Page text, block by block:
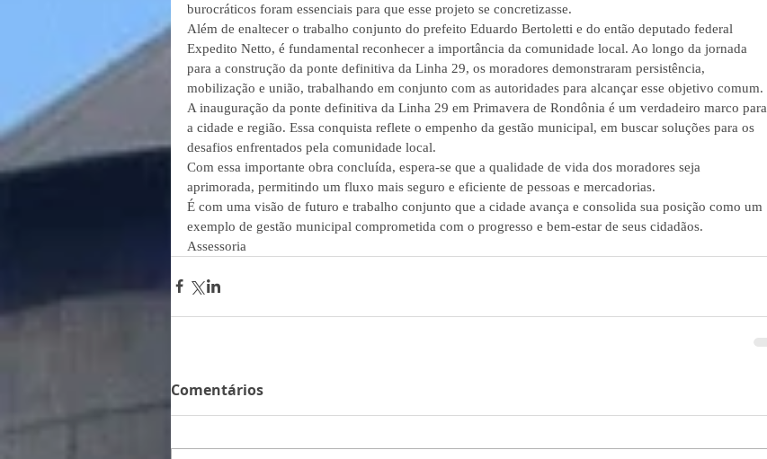
burocráticos foram essenciais para que esse projeto se concretizasse.
Além de enaltecer o trabalho conjunto do prefeito Eduardo Bertoletti e do então deputado federal
Expedito Netto, é fundamental reconhecer a importância da comunidade local. Ao longo da jornada
para a construção da ponte definitiva da Linha 29, os moradores demonstraram persistência,
mobilização e união, trabalhando em conjunto com as autoridades para alcançar esse objetivo comum.
A inauguração da ponte definitiva da Linha 29 em Primavera de Rondônia é um verdadeiro marco para
a cidade e região. Essa conquista reflete o empenho da gestão municipal, em buscar soluções para os
desafios enfrentados pela comunidade local.
Com essa importante obra concluída, espera-se que a qualidade de vida dos moradores seja
aprimorada, permitindo um fluxo mais seguro e eficiente de pessoas e mercadorias.
É com uma visão de futuro e trabalho conjunto que a cidade avança e consolida sua posição como um
exemplo de gestão municipal comprometida com o progresso e bem-estar de seus cidadãos.
Assessoria
Comentários